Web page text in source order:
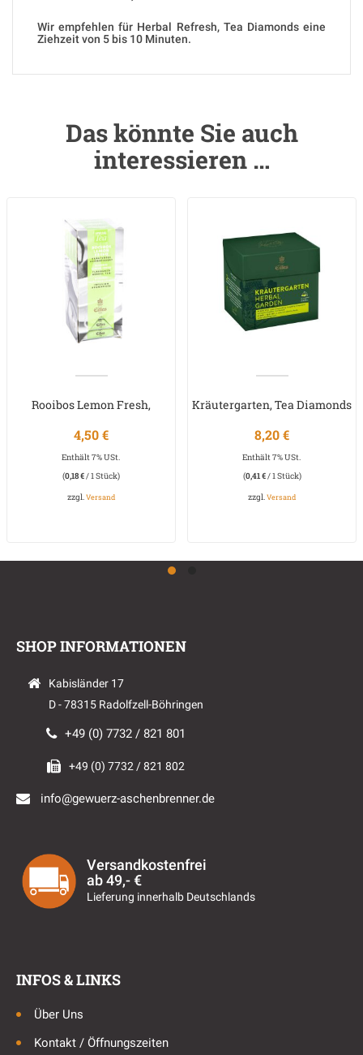
Wir empfehlen für Herbal Refresh, Tea Diamonds eine
Ziehzeit von 5 bis 10 Minuten.
Das könnte Sie auch
interessieren …
Rooibos Lemon Fresh,
4,50€
Enthält 7% USt.
(0,18€/ 1 Stück)
zzgl.Versand
Kräutergarten, Tea Diamonds
8,20€
Enthält 7% USt.
(0,41€/ 1 Stück)
zzgl.Versand
SHOP INFORMATIONEN
Kabisländer 17
D - 78315 Radolfzell-Böhringen
+49 (0) 7732 / 821 801
+49 (0) 7732 / 821 802
info@gewuerz-aschenbrenner.de
Versandkostenfrei
ab 49,- €
Lieferung innerhalb Deutschlands
INFOS & LINKS
Über Uns
Kontakt / Öffnungszeiten